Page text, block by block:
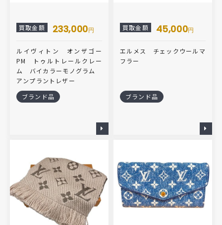
買取金額 233,000円
ルイヴィトン オンザゴー
PM トゥルトレールクレー
ム バイカラーモノグラム
アンプラントレザー
ブランド品
買取金額 45,000円
エルメス チェックウールマ
フラー
ブランド品